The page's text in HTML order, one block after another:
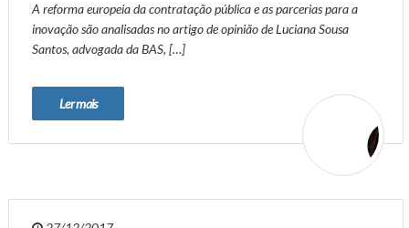
A reforma europeia da contratação pública e as parcerias para a
inovação são analisadas no artigo de opinião de Luciana Sousa
Santos, advogada da BAS, […]
Ler mais